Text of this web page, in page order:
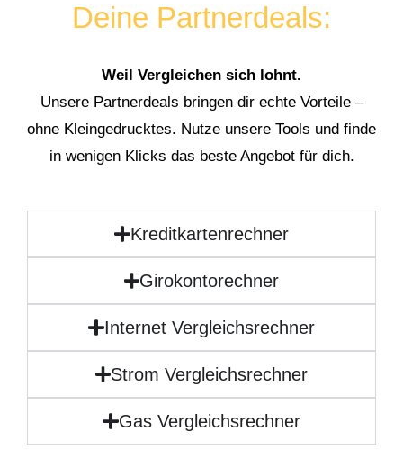
Deine Partnerdeals:
Weil Vergleichen sich lohnt.
Unsere Partnerdeals bringen dir echte Vorteile –
ohne Kleingedrucktes. Nutze unsere Tools und finde
in wenigen Klicks das beste Angebot für dich.
Kreditkartenrechner
Girokontorechner
Internet Vergleichsrechner
Strom Vergleichsrechner
Gas Vergleichsrechner